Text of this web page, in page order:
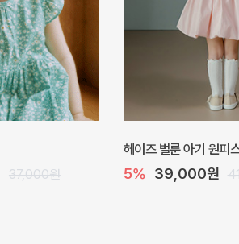
36,000원
해피 베베 요루 썸머 점
10% 26,100원